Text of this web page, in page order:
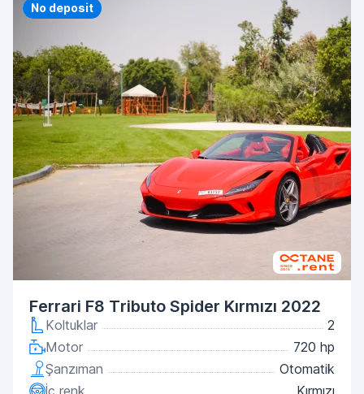
Priority
No deposit
Ferrari F8 Tributo Spider Kırmızı 2022
Koltuklar
2
Motor
720 hp
Şanzıman
Otomatik
İç renk
Kırmızı